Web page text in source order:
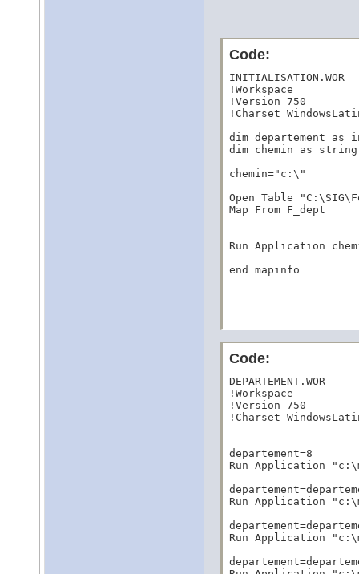
Code:
INITIALISATION.WOR
!Workspace
!Version 750
!Charset
dim departement as
dim chemin as string
chemin="c:\"
Open Table
Map From F_dept
Run Application
end mapinfo
Code:
DEPARTEMENT.WOR
!Workspace
!Version 750
!Charset
departement=8
Run Application
Run Application
Run Application